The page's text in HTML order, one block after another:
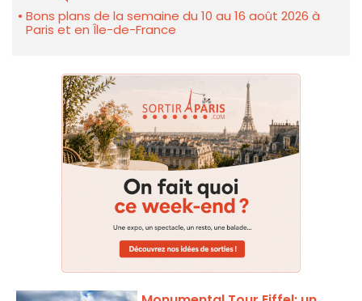
Bons plans de la semaine du 10 au 16 août 2026 à
Paris et en Île-de-France